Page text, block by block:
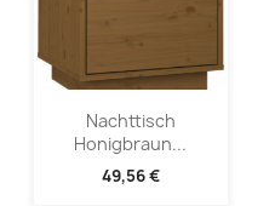
Nachttisch
Honigbraun...
49,56 €